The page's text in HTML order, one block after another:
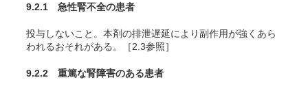
9.2.1 急性腎不全の患者
投与しないこと。本剤の排泄遅延により副作用が強くあら
われるおそれがある。［2.3参照］
9.2.2 重篤な腎障害のある患者